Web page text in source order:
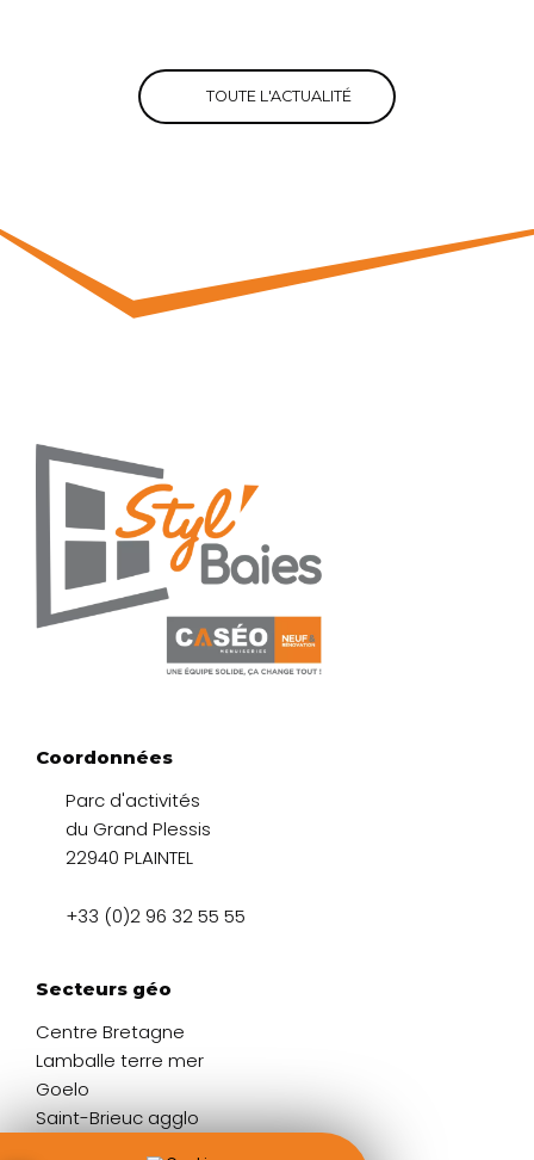
TOUTE L'ACTUALITÉ
Coordonnées
Parc d'activités
du Grand Plessis
22940 PLAINTEL
+33 (0)2 96 32 55 55
Secteurs géo
Centre Bretagne
Lamballe terre mer
Goelo
Saint-Brieuc agglo